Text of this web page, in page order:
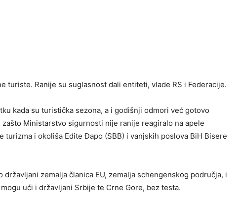
turiste. Ranije su suglasnost dali entiteti, vlade RS i Federacije.
kada su turistička sezona, a i godišnji odmori već gotovo
Ministarstvo sigurnosti nije ranije reagiralo na apele
i okoliša Edite Đapo (SBB) i vanjskih poslova BiH Bisere
državljani zemalja članica EU, zemalja schengenskog područja, i
ući i državljani Srbije te Crne Gore, bez testa.